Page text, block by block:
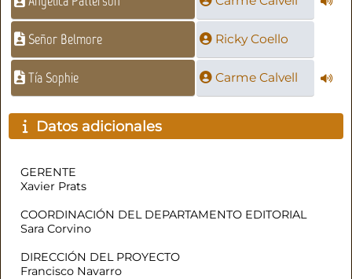
Señor Belmore Ricky Coello
Tía Sophie Carme Calvell
Datos adicionales
GERENTE
Xavier Prats
COORDINACIÓN DEL DEPARTAMENTO EDITORIAL
Sara Corvino
DIRECCIÓN DEL PROYECTO
Francisco Navarro